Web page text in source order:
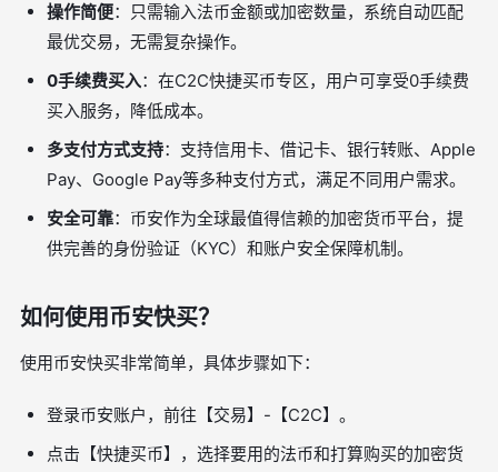
操作简便：只需输入法币金额或加密数量，系统自动匹配
最优交易，无需复杂操作。
0手续费买入：在C2C快捷买币专区，用户可享受0手续费
买入服务，降低成本。
多支付方式支持：支持信用卡、借记卡、银行转账、Apple
Pay、Google Pay等多种支付方式，满足不同用户需求。
安全可靠：币安作为全球最值得信赖的加密货币平台，提
供完善的身份验证（KYC）和账户安全保障机制。
如何使用币安快买？
使用币安快买非常简单，具体步骤如下：
登录币安账户，前往【交易】-【C2C】。
点击【快捷买币】，选择要用的法币和打算购买的加密货